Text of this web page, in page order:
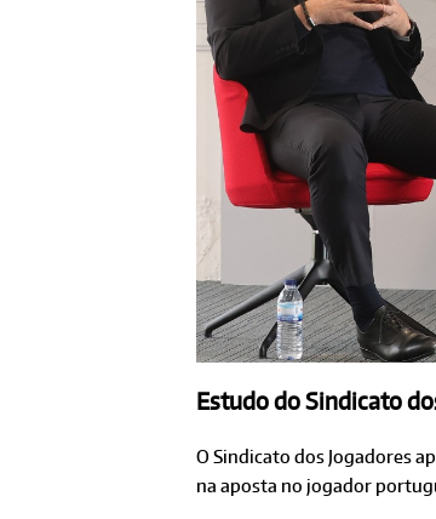
Estudo do Sindicato
O Sindicato dos Jogadores
na aposta no jogador